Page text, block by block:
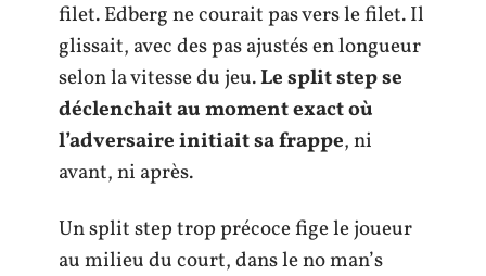
filet. Edberg ne courait pas vers le filet. Il
glissait, avec des pas ajustés en longueur
selon la vitesse du jeu.Le split step se
déclenchait au moment exact où
l’adversaire initiait sa frappe, ni
avant, ni après.
Un split step trop précoce fige le joueur
au milieu du court, dans le no man’s